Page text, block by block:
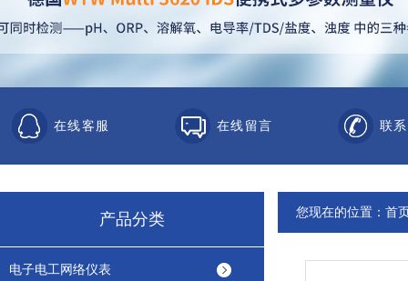
在线客服 在线留言 联
产品分类
电子电工网络仪表
您现在的位置： 首